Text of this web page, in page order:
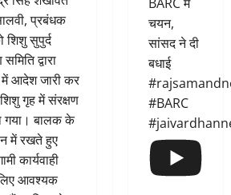
प्रबंधक
शिशु सुपुर्द
द्वारा
में आदेश जारी कर
गृह में संरक्षण
गया। बालक के
में रखते हुए
कार्यवाही
आवश्यक
चयन,
सांसद ने दी
बधाई
#BARC